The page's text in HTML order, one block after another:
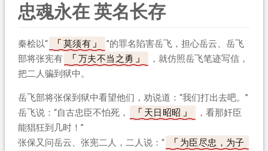
忠魂永在 英名长存
秦桧以“ 莫须有
”的罪名陷害岳飞，担心岳云、岳飞
部将张宪有
万夫不当之勇
，就仿照岳飞笔迹写信，
把二人骗到狱中。
岳飞部将张保到狱中看望他们，劝说道：“我们打出去吧。”
岳飞说：“自古忠臣不怕死，
天日昭昭
，看那奸臣
能猖狂到几时！”
张保又问岳云、张宪二人，二人说：“
为臣尽忠，为子